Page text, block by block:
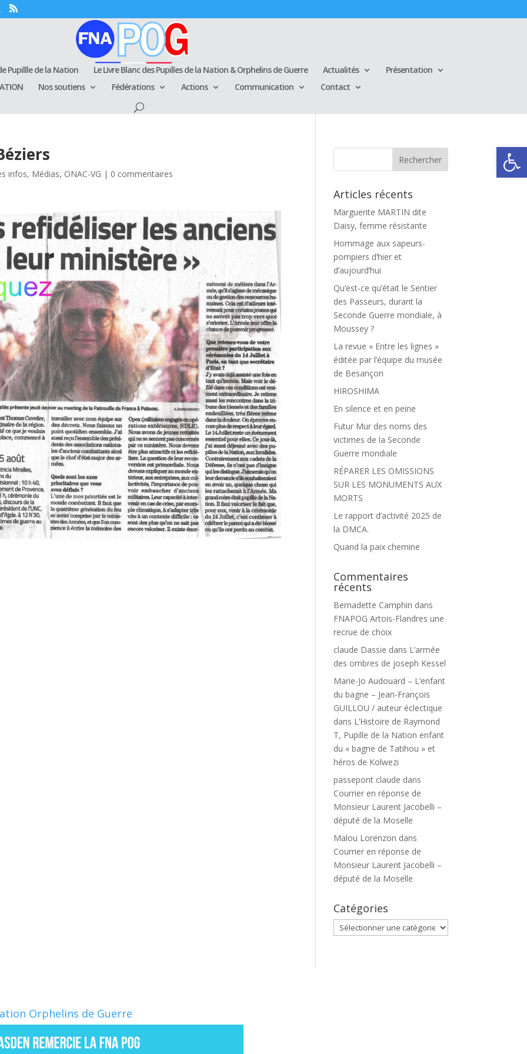
Ouvrir
Pupillle de la Nation Le Livre Blanc des Pupilles de la Nation & Orphelins de Guerre Actualités
Présentation
Nos soutiens Fédérations Actions Communication Contact
infos, Médias, ONAC-VG | 0 commentaires
Articles récents
Marguerite MARTIN dite
Daisy, femme résistante
Hommage aux sapeurs-
pompiers d’hier et
d’aujourd’hui
Qu’est-ce qu’était le Sentier
des Passeurs, durant la
Seconde Guerre mondiale, à
Moussey ?
La revue « Entre les lignes »
éditée par l’équipe du musée
de Besançon
HIROSHIMA
En silence et en peine
Futur Mur des noms des
victimes de la Seconde
Guerre mondiale
RÉPARER LES OMISSIONS
SUR LES MONUMENTS AUX
MORTS
Le rapport d’activité 2025 de
la DMCA.
Quand la paix chemine
Commentaires
récents
Bernadette Camphin dans
FNAPOG Artois-Flandres une
recrue de choix
claude Dassie dans L’armée
des ombres de joseph Kessel
Marie-Jo Audouard – L’enfant
du bagne – Jean-François
GUILLOU / auteur éclectique
dans L’Histoire de Raymond
T, Pupille de la Nation enfant
du « bagne de Tatihou » et
héros de Kolwezi
passepont claude dans
Courrier en réponse de
Monsieur Laurent Jacobelli –
député de la Moselle
Malou Lorenzon dans
Courrier en réponse de
Monsieur Laurent Jacobelli –
député de la Moselle
Catégories
Catégories
Orphelins de Guerre